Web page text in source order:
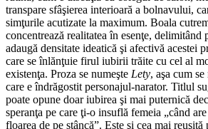
transpare sfâşierea interioară a bolnavului,
simţurile acutizate la maximum. Boala
concentrează realitatea în esenţe, delimitând
adaugă densitate ideatică şi afectivă acestei
care se înlănţuie firul iubirii trăite cu cel al
existenţa. Proza se numeşte Lety, aşa cum
care e îndrăgostit personajul-narator. Titlul
poate opune doar iubirea şi mai puternică
speranţa pe care ţi-o insuflă femeia „când
floarea de pe stâncă”. Este şi cea mai